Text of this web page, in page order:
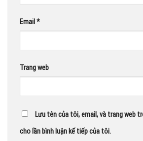
Email *
Trang web
Lưu tên của tôi, email, và trang web
cho lần bình luận kế tiếp của tôi.